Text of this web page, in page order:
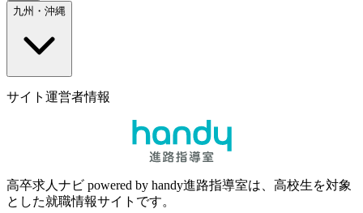
九州・沖縄
サイト運営者情報
高卒求人ナビ powered by handy進路指導室は、高校生を対象
とした就職情報サイトです。